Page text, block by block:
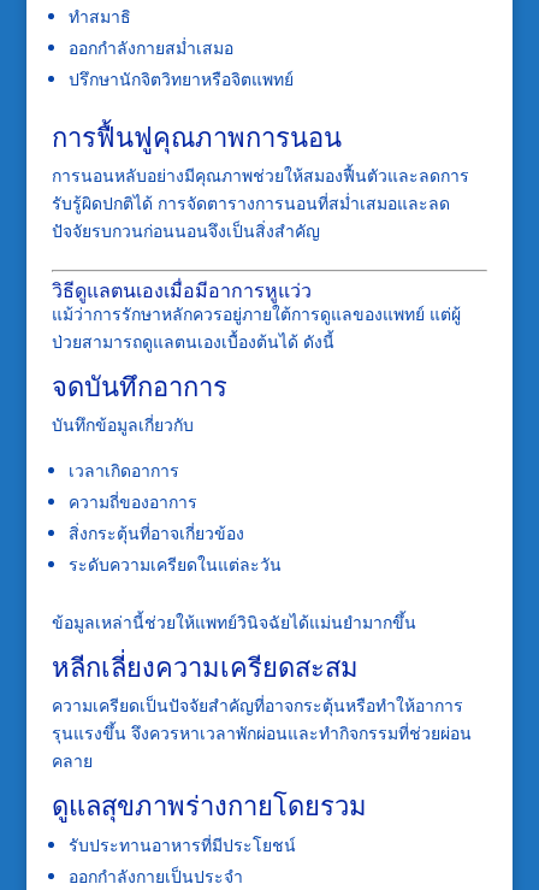
ทำสมาธิ
ออกกำลังกายสม่ำเสมอ
ปรึกษานักจิตวิทยาหรือจิตแพทย์
การฟื้นฟูคุณภาพการนอน
การนอนหลับอย่างมีคุณภาพช่วยให้สมองฟื้นตัวและลดการ
รับรู้ผิดปกติได้ การจัดตารางการนอนที่สม่ำเสมอและลด
ปัจจัยรบกวนก่อนนอนจึงเป็นสิ่งสำคัญ
วิธีดูแลตนเองเมื่อมีอาการหูแว่ว
แม้ว่าการรักษาหลักควรอยู่ภายใต้การดูแลของแพทย์ แต่ผู้
ป่วยสามารถดูแลตนเองเบื้องต้นได้ ดังนี้
จดบันทึกอาการ
บันทึกข้อมูลเกี่ยวกับ
เวลาเกิดอาการ
ความถี่ของอาการ
สิ่งกระตุ้นที่อาจเกี่ยวข้อง
ระดับความเครียดในแต่ละวัน
ข้อมูลเหล่านี้ช่วยให้แพทย์วินิจฉัยได้แม่นยำมากขึ้น
หลีกเลี่ยงความเครียดสะสม
ความเครียดเป็นปัจจัยสำคัญที่อาจกระตุ้นหรือทำให้อาการ
รุนแรงขึ้น จึงควรหาเวลาพักผ่อนและทำกิจกรรมที่ช่วยผ่อน
คลาย
ดูแลสุขภาพร่างกายโดยรวม
รับประทานอาหารที่มีประโยชน์
ออกกำลังกายเป็นประจำ